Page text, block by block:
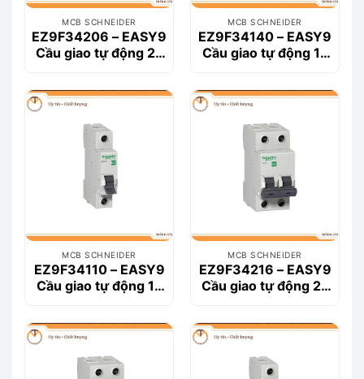
MCB SCHNEIDER
EZ9F34206 – EASY9
Cầu giao tự động 2P
MCB SCHNEIDER
EZ9F34140 – EASY9
Cầu giao tự động 1P
MCB SCHNEIDER
EZ9F34110 – EASY9
Cầu giao tự động 1P
MCB SCHNEIDER
EZ9F34216 – EASY9
Cầu giao tự động 2P